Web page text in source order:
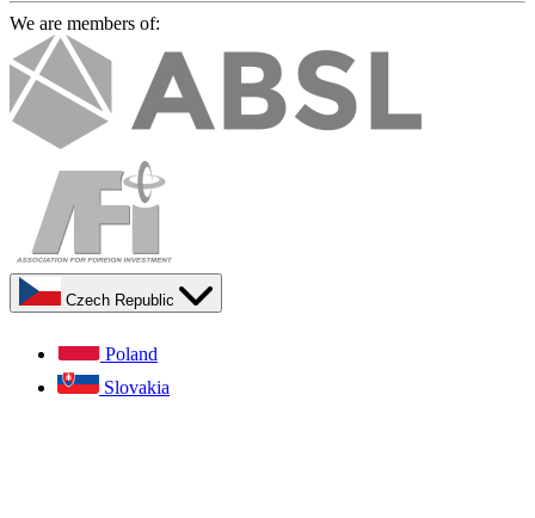
We are members of:
Czech Republic
Poland
Slovakia